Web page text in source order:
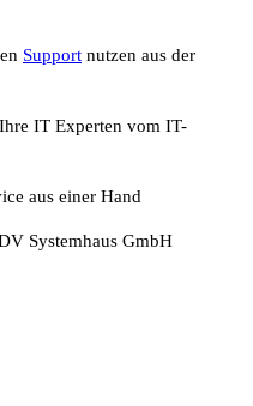
Support nutzen aus der
IT Experten vom IT-
aus einer Hand
Systemhaus GmbH